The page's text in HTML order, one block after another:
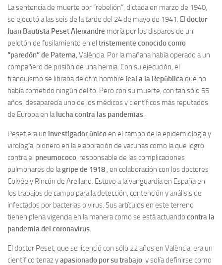
Archivo histórico
Archivo
Biografía
Cronología fundamental de Manuel Azaña
Artículos sobre Manuel Azaña
Ochenta años sin Manuel Azaña
Bibliografías
Biblioteca
Catálogo Biblioteca
Catálogo Hemeroteca
Fondo Mario J. Bonilla
Biblioteca-Novedades
Publicaciones destacadas de nuestra hemeroteca
Tienda
La sentencia de muerte por “rebelión”, dictada en marzo de 1940,
se ejecutó a las seis de la tarde del 24 de mayo de 1941. El doctor
Juan Bautista Peset Aleixandre moría por los disparos de un
pelotón de fusilamiento en el tristemente conocido como
“paredón” de Paterna, Valéncia. Por la mañana había operado a un
compañero de prisión de una hernia. Con su ejecución, el
franquismo se libraba de otro hombre leal a la Repúblicaque no
había cometido ningún delito. Pero con su muerte, con tan sólo 55
años, desaparecía uno de los médicos y científicos más reputados
de Europa en lalucha contra las pandemias.
Peset era un investigador únicoen el campo de la epidemiología y
virología, pionero en la elaboración de vacunas como la que logró
contra el pneumococo, responsable de las complicaciones
pulmonares de lagripe de 1918 , en colaboración con los doctores
Colvée y Rincón de Arellano. Estuvo a la vanguardia en España en
los trabajos de campo para la detección, contención y análisis de
infectados por bacterias o virus. Sus artículos en este terreno
tienen plena vigencia en la manera como se está actuando contra la
pandemia del coronavirus.
El doctor Peset, que se licenció con sólo 22 años en València, era un
científico tenaz yapasionado por su trabajo, y solía definirse como